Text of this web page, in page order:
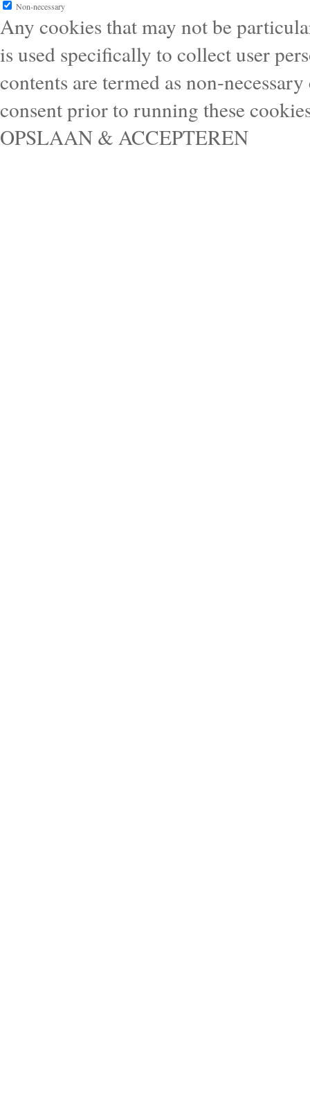
Non-necessary
Any cookies that may not be
is used specifically to collect user
contents are termed as non-
consent prior to running these
OPSLAAN & ACCEPTEREN